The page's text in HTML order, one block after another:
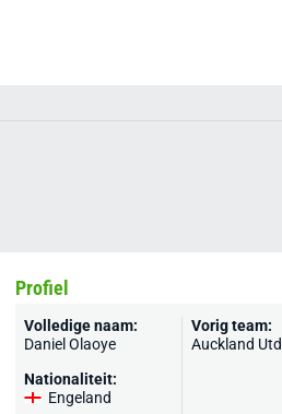
Profiel
Volledige naam:
Daniel Olaoye
Nationaliteit:
Engeland
Vorig team:
Auckland Utd